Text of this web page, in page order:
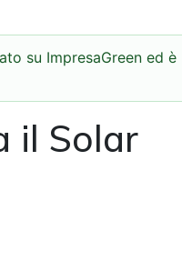
su ImpresaGreen ed è
il Solar